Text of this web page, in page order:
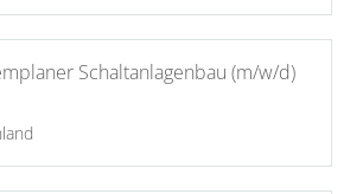
Schaltanlagenbau (m/w/d)